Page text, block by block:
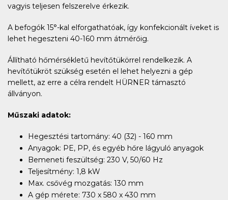
vagyis teljesen felszerelve érkezik.
A befogók 15°-kal elforgathatóak, így konfekcionált íveket is
lehet hegeszteni 40-160 mm átmérőig.
Állítható hőmérsékletű hevítőtükörrel rendelkezik. A
hevítőtükröt szükség esetén el lehet helyezni a gép
mellett, az erre a célra rendelt HÜRNER támasztó
állványon.
Műszaki adatok:
Hegesztési tartomány: 40 (32) - 160 mm
Anyagok: PE, PP, és egyéb hőre lágyuló anyagok
Bemeneti feszültség: 230 V, 50/60 Hz
Teljesítmény: 1,8 kW
Max. csővég mozgatás: 130 mm
A gép mérete: 730 x 580 x 430 mm